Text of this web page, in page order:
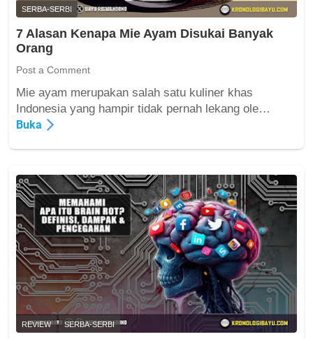
D
i
a
l
M
m
a
B
k
B
a
g
i
G
e
n
r
a
s
SERBA-SERBI
7 Alasan Kenapa Mie Ayam Disukai Banyak
Orang
Post a Comment
Mie ayam merupakan salah satu kuliner khas
Indonesia yang hampir tidak pernah lekang ole…
Buka
7
A
a
a
K
n
a
p
a
i
REVIEW SERBA-SERBI